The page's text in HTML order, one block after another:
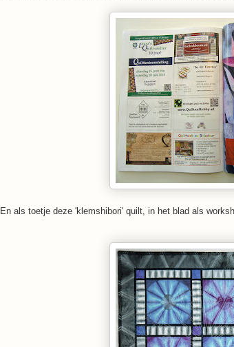
En als toetje deze 'klemshibori' quilt, in het blad als